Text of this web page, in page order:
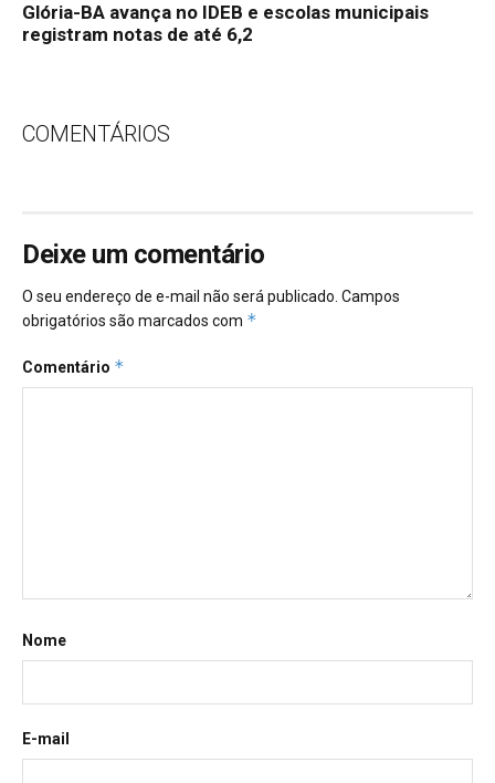
Glória-BA avança no IDEB e escolas municipais
registram notas de até 6,2
COMENTÁRIOS
Deixe um comentário
O seu endereço de e-mail não será publicado. Campos
obrigatórios são marcados com *
Comentário *
Nome
E-mail